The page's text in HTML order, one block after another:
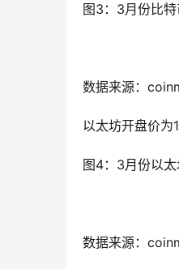
图3：3月份比
数据来源：
以太坊开盘价为
图4：3月份以
数据来源：